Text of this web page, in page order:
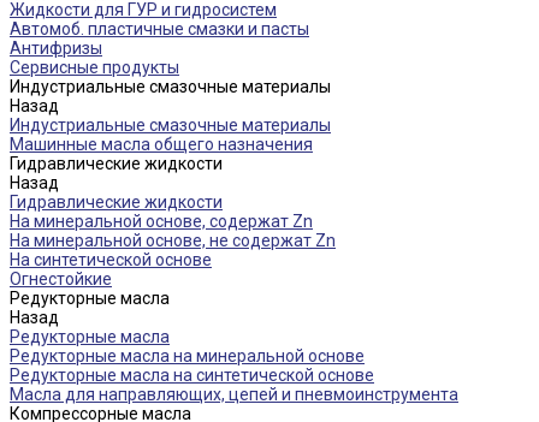
Жидкости для ГУР и гидросистем
Автомоб. пластичные смазки и пасты
Антифризы
Сервисные продукты
Индустриальные смазочные материалы
Назад
Индустриальные смазочные материалы
Машинные масла общего назначения
Гидравлические жидкости
Назад
Гидравлические жидкости
На минеральной основе, содержат Zn
На минеральной основе, не содержат Zn
На синтетической основе
Огнестойкие
Редукторные масла
Назад
Редукторные масла
Редукторные масла на минеральной основе
Редукторные масла на синтетической основе
Масла для направляющих, цепей и пневмоинструмента
Компрессорные масла